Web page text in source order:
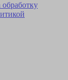
обработку